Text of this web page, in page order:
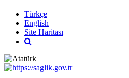
Türkçe
English
Site Haritası